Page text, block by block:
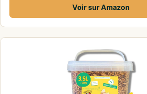
Voir sur Amazon